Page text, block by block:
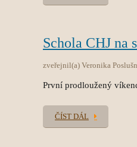
Schola CHJ na
zveřejnil(a) Veronika
První prodloužený
ČÍST DÁL